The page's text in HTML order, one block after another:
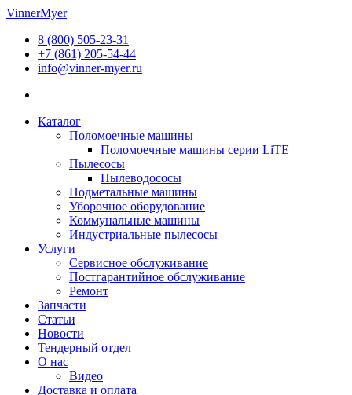
Перейти
содержимому
VinnerMyer
8 (800) 505-23-31
+7 (861) 205-54-44
info@vinner-myer.ru
Каталог
Поломоечные машины
Поломоечные машины серии LiTE
Пылесосы
Пылеводососы
Подметальные машины
Уборочное оборудование
Коммунальные машины
Индустриальные пылесосы
Услуги
Сервисное обслуживание
Постгарантийное обслуживание
Ремонт
Запчасти
Статьи
Новости
Тендерный отдел
О нас
Видео
Доставка и оплата